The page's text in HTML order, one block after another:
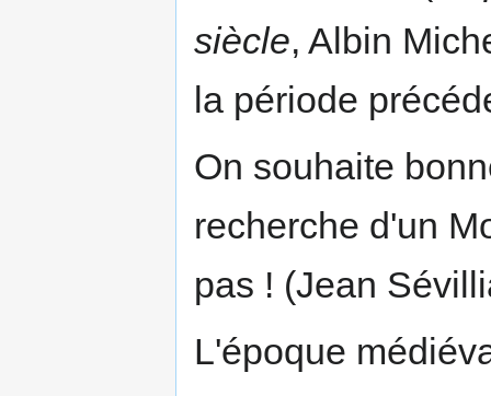
siècle, Albin
la période
On souhaite
recherche d'un
pas ! (Jean
L'époque